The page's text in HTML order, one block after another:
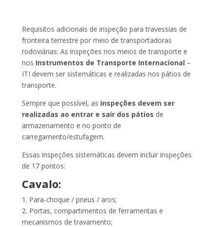
Requisitos adicionais de inspeção para travessias de
fronteira terrestre por meio de transportadoras
rodoviárias: As inspeções nos meios de transporte e
nos Instrumentos de Transporte Internacional –
ITI devem ser sistemáticas e realizadas nos pátios de
transporte.
Sempre que possível, as inspeções devem ser
realizadas ao entrar e sair dos pátios de
armazenamento e no ponto de
carregamento/estufagem.
Essas inspeções sistemáticas devem incluir inspeções
de 17 pontos:
Cavalo:
1. Para-choque / pneus / aros;
2. Portas, compartimentos de ferramentas e
mecanismos de travamento;